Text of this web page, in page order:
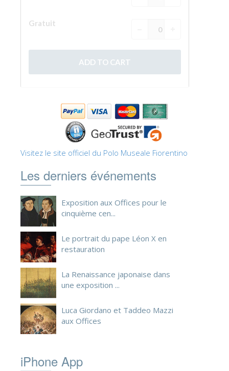
中文
ESPAÑOL
Visitez le site officiel du Polo Museale Fiorentino
Les derniers événements
Exposition aux Offices pour le
cinquième cen...
Le portrait du pape Léon X en
restauration
La Renaissance japonaise dans
une exposition ...
Luca Giordano et Taddeo Mazzi
aux Offices
iPhone App